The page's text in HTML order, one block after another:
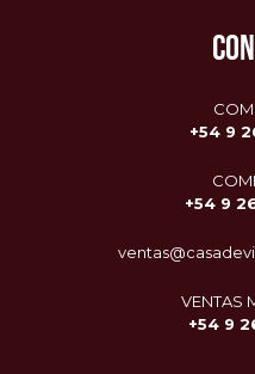
+54 9
+54 9
VENTAS
+54 9